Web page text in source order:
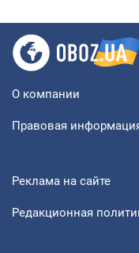
О компании
Правовая
Реклама на сайте
Редакционная